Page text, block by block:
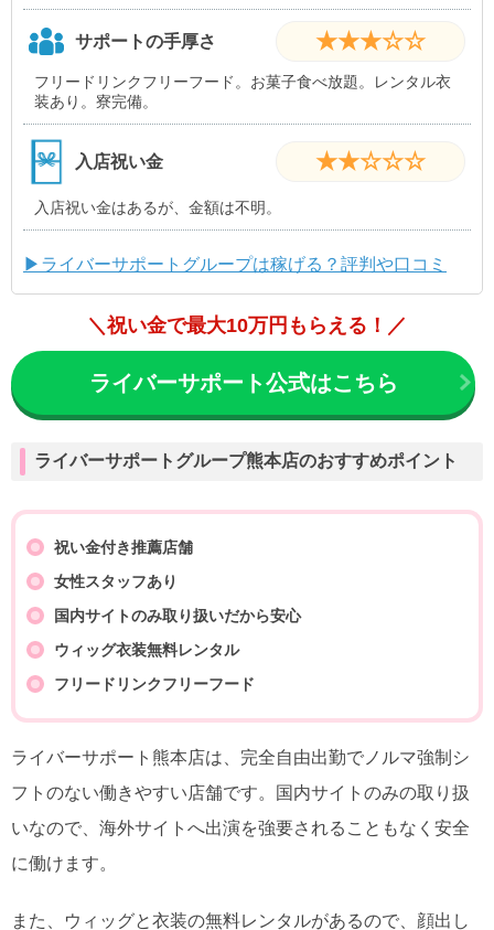
サポートの手厚さ ★★★☆☆
フリードリンクフリーフード。お菓子食べ放題。レンタル衣
装あり。寮完備。
入店祝い金 ★★☆☆☆
入店祝い金はあるが、金額は不明。
▶ライバーサポートグループは稼げる？評判や口コミ
＼祝い金で最大10万円もらえる！／
ライバーサポート公式はこちら
ライバーサポートグループ熊本店のおすすめポイント
祝い金付き推薦店舗
女性スタッフあり
国内サイトのみ取り扱いだから安心
ウィッグ衣装無料レンタル
フリードリンクフリーフード
ライバーサポート熊本店は、完全自由出勤でノルマ強制シ
フトのない働きやすい店舗です。国内サイトのみの取り扱
いなので、海外サイトへ出演を強要されることもなく安全
に働けます。
また、ウィッグと衣装の無料レンタルがあるので、顔出し